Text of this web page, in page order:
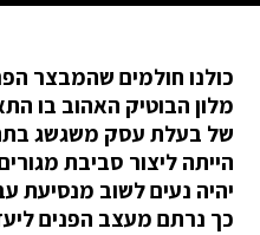
כולנו חולמים שהמבצר
מלון הבוטיק האהוב בו
של בעלת עסק משגשג
הייתה ליצור סביבת
יהיה נעים לשוב מנסיעת
כך נרתם מעצב הפנים